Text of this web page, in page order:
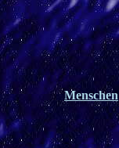
Menschen